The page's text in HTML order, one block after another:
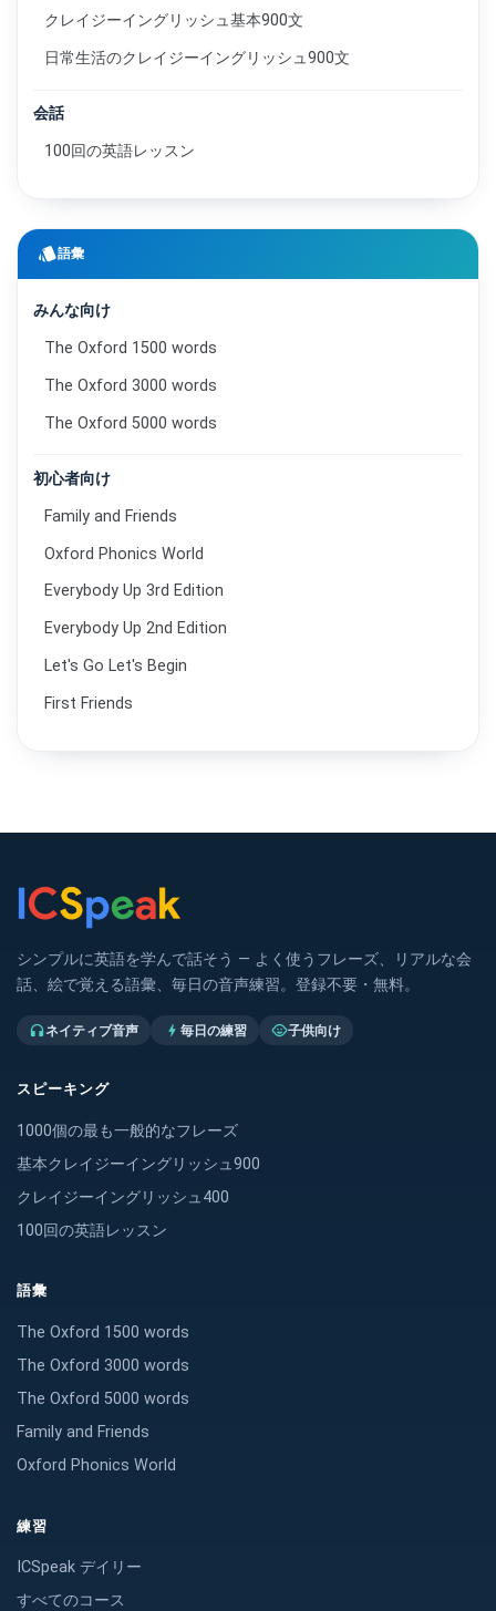
クレイジーイングリッシュ基本900文
日常生活のクレイジーイングリッシュ900文
会話
100回の英語レッスン
style語彙
みんな向け
The Oxford 1500 words
The Oxford 3000 words
The Oxford 5000 words
初心者向け
Family and Friends
Oxford Phonics World
Everybody Up 3rd Edition
Everybody Up 2nd Edition
Let's Go Let's Begin
First Friends
シンプルに英語を学んで話そう — よく使うフレーズ、リアルな会
話、絵で覚える語彙、毎日の音声練習。登録不要・無料。
headphonesネイティブ音声 bolt 毎日の練習 child_care子供向け
スピーキング
1000個の最も一般的なフレーズ
基本クレイジーイングリッシュ900
クレイジーイングリッシュ400
100回の英語レッスン
語彙
The Oxford 1500 words
The Oxford 3000 words
The Oxford 5000 words
Family and Friends
Oxford Phonics World
練習
ICSpeak デイリー
すべてのコース